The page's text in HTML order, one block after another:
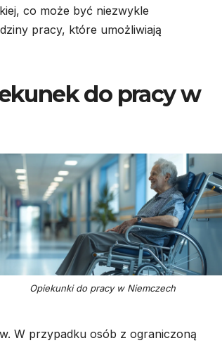
co może być niezwykle
pracy, które umożliwiają
do pracy w
Opiekunki do pracy w Niemczech
W przypadku osób z ograniczoną